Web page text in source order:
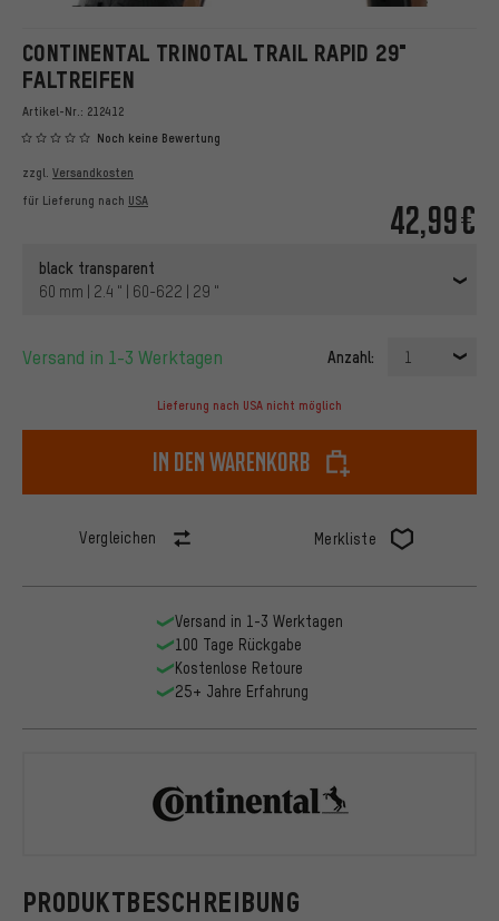
CONTINENTAL TRINOTAL TRAIL RAPID 29"
FALTREIFEN
Artikel-Nr.: 212412
Noch keine Bewertung
42,99€
zzgl. Versandkosten
für Lieferung nach USA
black transparent
60 mm | 2.4 " | 60-622 | 29 "
Versand in 1-3 Werktagen Anzahl: 1
Lieferung nach USA nicht möglich
In den Warenkorb
Vergleichen Merkliste
PRODUKTBESCHREIBUNG
Versand in 1-3 Werktagen
100 Tage Rückgabe
Kostenlose Retoure
25+ Jahre Erfahrung